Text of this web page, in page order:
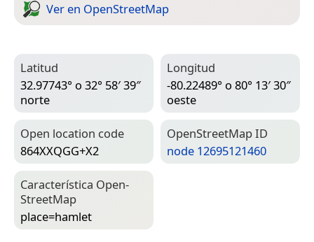
Ver en Open­Street­Map
Latitud
32.97743° o 32° 58′ 39″
norte
Longitud
-80.22489° o 80° 13′ 30″
oeste
Open location code
864XXQGG+X2
Open­Street­Map ID
node 12695121460
Característica Open­
Street­Map
place=­hamlet